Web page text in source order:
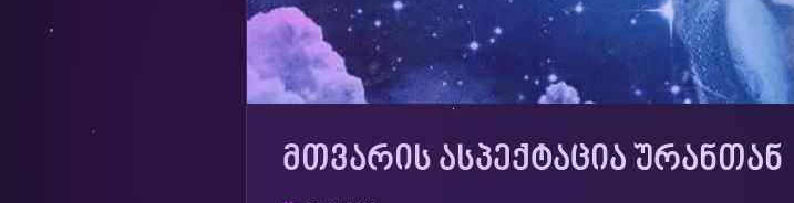
ᲛᲗᲕᲐᲠᲘᲡ ᲐᲡᲞᲔᲥᲢᲐᲪᲘᲐ ᲣᲠᲐᲜᲗᲐᲜ